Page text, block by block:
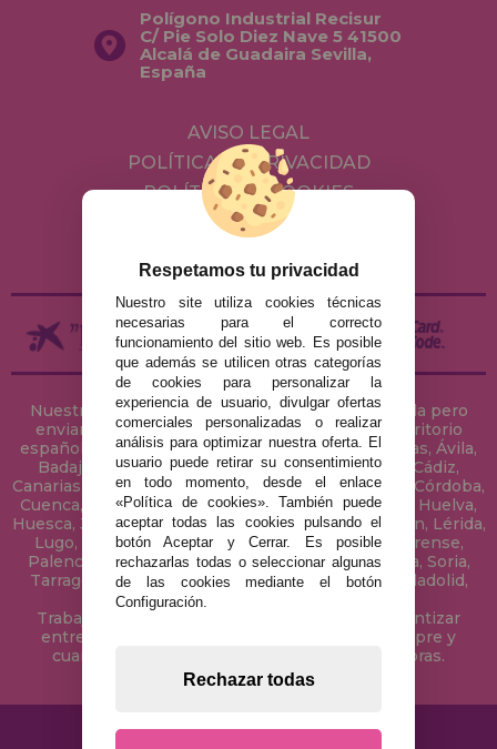
Polígono Industrial Recisur
C/ Pie Solo Diez Nave 5 41500
Alcalá de Guadaira Sevilla,
España
AVISO LEGAL
POLÍTICA DE PRIVACIDAD
POLÍTICA DE COOKIES
ENVÍOS Y DEVOLUCIONES
Nuestra tienda de puzzles está ubicada en Sevilla pero
enviamos tus puzzles a cualquier ciudad del territorio
español: Álava, Albacete, Alicante, Almería, Asturias, Ávila,
Badajoz, Baleares, Barcelona, Burgos, Cáceres, Cádiz,
Canarias, Cantabria, Castellón, Ceuta, Ciudad Real, Córdoba,
Cuenca, Gerona, Granada, Guadalajara, Guipúzcoa, Huelva,
Huesca, Jaén, La Coruña, La Rioja, Las Palmas, Leon, Lérida,
Lugo, Madrid, Málaga, Melilla, Murcia, Navarra, Orense,
Palencia, Pontevedra, Salamanca, Segovia, Sevilla, Soria,
Tarragona, Tenerife, Teruel, Toledo, Valencia, Valladolid,
Vizcaya, Zamora y Zaragoza.
Trabajamos con Stocks permanentes para garantizar
entregas rápidas en territorio peninsular, siempre y
cuando el pedido se realice antes de las 18 horas.
Respetamos tu privacidad
Nuestro site utiliza cookies técnicas
necesarias para el correcto
funcionamiento del sitio web. Es posible
que además se utilicen otras categorías
de cookies para personalizar la
experiencia de usuario, divulgar ofertas
comerciales personalizadas o realizar
análisis para optimizar nuestra oferta. El
usuario puede retirar su consentimiento
en todo momento, desde el enlace
«Política de cookies». También puede
aceptar todas las cookies pulsando el
botón Aceptar y Cerrar. Es posible
rechazarlas todas o seleccionar algunas
de las cookies mediante el botón
Configuración.
Rechazar todas